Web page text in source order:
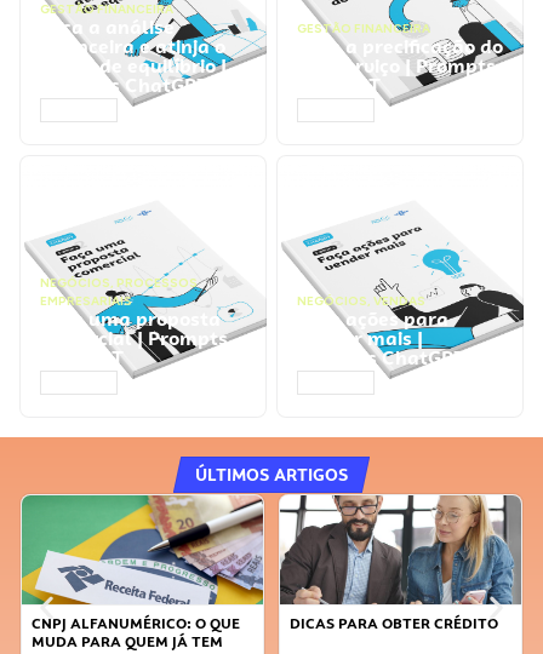
GESTÃO FINANCEIRA
Faça a análise
financeira e atinja o
ponto de equilíbrio |
Prompts ChatGPT
GESTÃO FINANCEIRA
Faça a precificação do
seu serviço | Prompts
ChatGPT
NEGÓCIOS, PROCESSOS
EMPRESARIAIS
Faça uma proposta
comercial | Prompts
ChatGPT
NEGÓCIOS, VENDAS
Faça ações para
vender mais |
Prompts ChatGPT
ÚLTIMOS ARTIGOS
DICAS PARA OBTER CRÉDITO
FAÇA A DIFERENÇA: SEJA